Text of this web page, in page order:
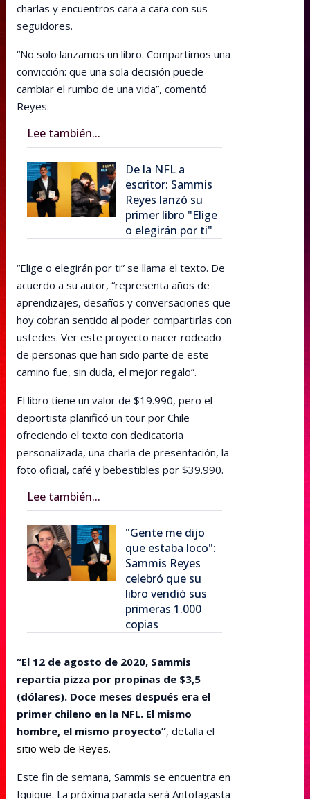
charlas y encuentros cara a cara con sus
seguidores.
“No solo lanzamos un libro. Compartimos una
convicción: que una sola decisión puede
cambiar el rumbo de una vida”, comentó
Reyes.
Lee también...
De la NFL a
escritor: Sammis
Reyes lanzó su
primer libro "Elige
o elegirán por ti"
“Elige o elegirán por ti” se llama el texto. De
acuerdo a su autor, “representa años de
aprendizajes, desafíos y conversaciones que
hoy cobran sentido al poder compartirlas con
ustedes. Ver este proyecto nacer rodeado
de personas que han sido parte de este
camino fue, sin duda, el mejor regalo”.
El libro tiene un valor de $19.990, pero el
deportista planificó un tour por Chile
ofreciendo el texto con dedicatoria
personalizada, una charla de presentación, la
foto oficial, café y bebestibles por $39.990.
Lee también...
"Gente me dijo
que estaba loco":
Sammis Reyes
celebró que su
libro vendió sus
primeras 1.000
copias
“El 12 de agosto de 2020, Sammis
repartía pizza por propinas de $3,5
(dólares). Doce meses después era el
primer chileno en la NFL. El mismo
hombre, el mismo proyecto”, detalla el
sitio web de Reyes.
Este fin de semana, Sammis se encuentra en
Iquique. La próxima parada será Antofagasta